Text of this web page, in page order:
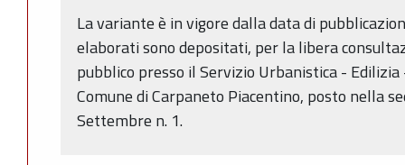
La variante è in vigore dalla data di
elaborati sono depositati, per la libera
pubblico presso il Servizio Urbanistica -
Comune di Carpaneto Piacentino, posto nella
Settembre n. 1.